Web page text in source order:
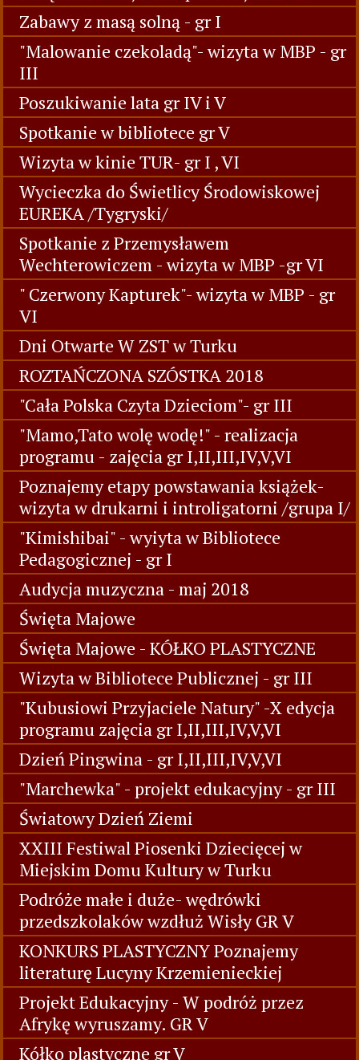
Wizyta w bibliotece gr IV
Dzień Bociana 2018
TURKOLANDIA 2018
Święto Polskiej Niezapominajki 2018
Zabawy z masą solną - gr I
"Malowanie czekoladą"- wizyta w MBP - gr
III
Poszukiwanie lata gr IV i V
Spotkanie w bibliotece gr V
Wizyta w kinie TUR- gr I , VI
Wycieczka do Świetlicy Środowiskowej
EUREKA /Tygryski/
Spotkanie z Przemysławem
Wechterowiczem - wizyta w MBP -gr VI
" Czerwony Kapturek"- wizyta w MBP - gr
VI
Dni Otwarte W ZST w Turku
ROZTAŃCZONA SZÓSTKA 2018
"Cała Polska Czyta Dzieciom"- gr III
"Mamo,Tato wolę wodę!" - realizacja
programu - zajęcia gr I,II,III,IV,V,VI
Poznajemy etapy powstawania książek-
wizyta w drukarni i introligatorni /grupa I/
"Kimishibai" - wyiyta w Bibliotece
Pedagogicznej - gr I
Audycja muzyczna - maj 2018
Święta Majowe
Święta Majowe - KÓŁKO PLASTYCZNE
Wizyta w Bibliotece Publicznej - gr III
"Kubusiowi Przyjaciele Natury" -X edycja
programu zajęcia gr I,II,III,IV,V,VI
Dzień Pingwina - gr I,II,III,IV,V,VI
"Marchewka" - projekt edukacyjny - gr III
Światowy Dzień Ziemi
XXIII Festiwal Piosenki Dziecięcej w
Miejskim Domu Kultury w Turku
Podróże małe i duże- wędrówki
przedszkolaków wzdłuż Wisły GR V